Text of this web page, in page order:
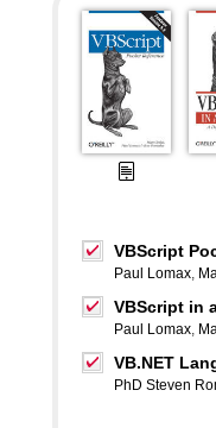
VBScript
Paul Lomax,
VBScript in
Paul Lomax,
VB.NET
PhD Steven